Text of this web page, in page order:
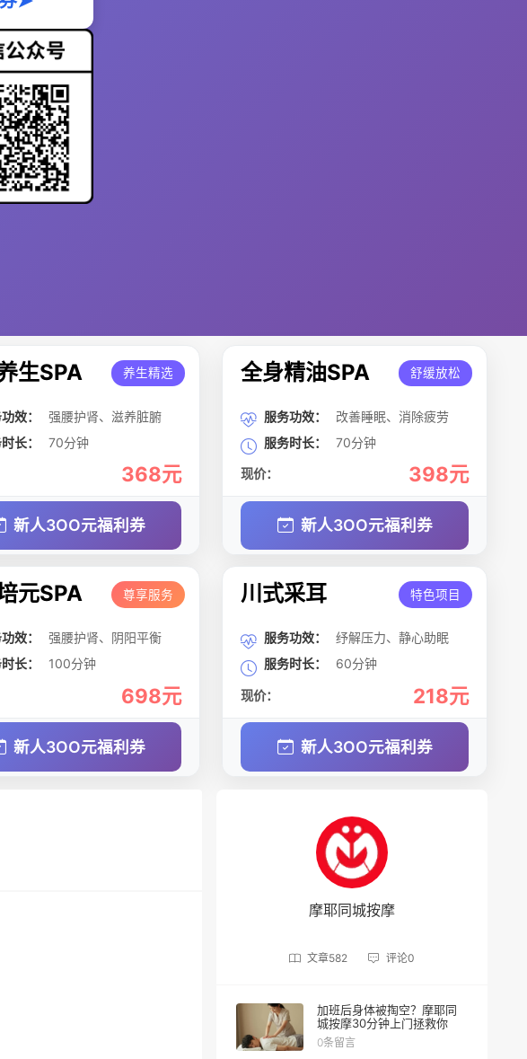
生SPA 养生精选
效：
强腰护肾、滋养脏腑
长：
70分钟
368元
新人3OO元福利券
全身精油SPA 舒缓放松
服务功效：
改善睡眠、消除疲劳
服务时长：
70分钟
现价： 398元
新人3OO元福利券
元SPA 尊享服务
效：
强腰护肾、阴阳平衡
长：
100分钟
698元
新人3OO元福利券
川式采耳 特色项目
服务功效：
纾解压力、静心助眠
服务时长：
60分钟
现价： 218元
新人3OO元福利券
摩耶同城按摩
文章582 评论0
加班后身体被掏空？摩耶同
城按摩30分钟上门拯救你
0条留言